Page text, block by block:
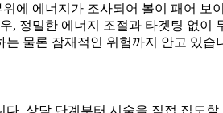
에 에너지가 조사되어 볼이 패어 보
정밀한 에너지 조절과 타겟팅 없이
물론 잠재적인 위험까지 안고 있습
. 상담 단계부터 시술을 직접 집도